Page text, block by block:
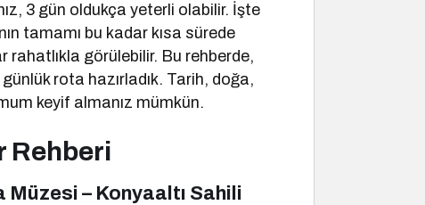
3 gün oldukça yeterli olabilir. İşte
tamamı bu kadar kısa sürede
görülebilir. Bu rehberde,
rota hazırladık. Tarih, doğa,
keyif almanız mümkün.
Rehberi
Müzesi – Konyaaltı Sahili